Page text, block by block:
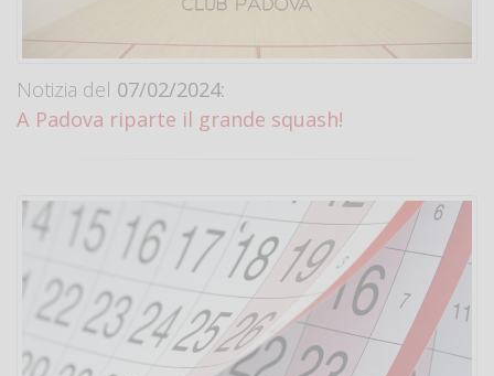
Notizia del 07/02/2024:
A Padova riparte il grande squash!